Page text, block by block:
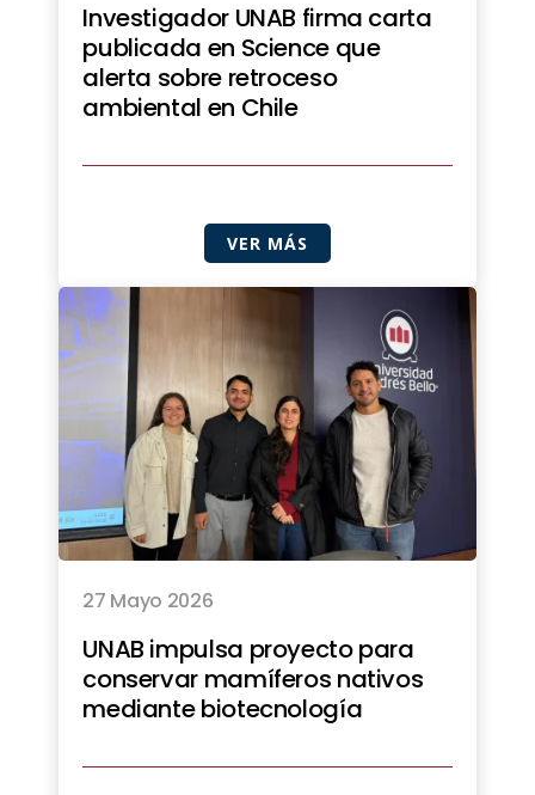
Investigador UNAB firma carta
publicada en Science que
alerta sobre retroceso
ambiental en Chile
VER MÁS
27 Mayo 2026
UNAB impulsa proyecto para
conservar mamíferos nativos
mediante biotecnología